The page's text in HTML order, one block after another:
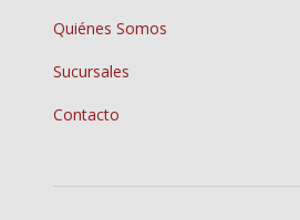
Quiénes Somos
Sucursales
Contacto